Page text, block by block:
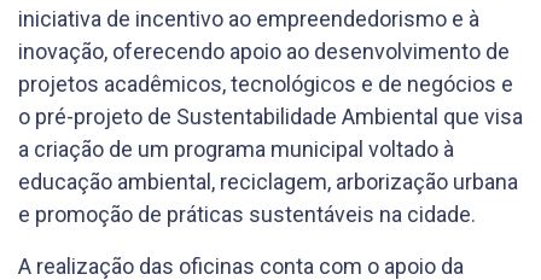
iniciativa de incentivo ao empreendedorismo e à
inovação, oferecendo apoio ao desenvolvimento de
projetos acadêmicos, tecnológicos e de negócios e
o pré-projeto de Sustentabilidade Ambiental que visa
a criação de um programa municipal voltado à
educação ambiental, reciclagem, arborização urbana
e promoção de práticas sustentáveis na cidade.
A realização das oficinas conta com o apoio da